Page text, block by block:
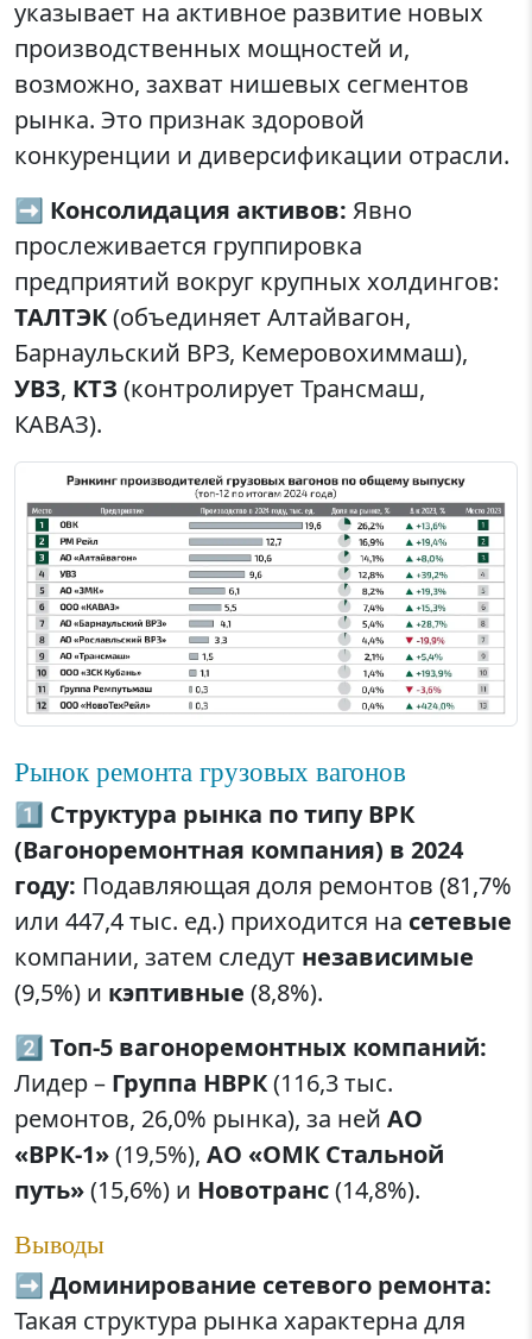
указывает на активное развитие новых
производственных мощностей и,
возможно, захват нишевых сегментов
рынка. Это признак здоровой
конкуренции и диверсификации отрасли.
➡️ Консолидация активов: Явно
прослеживается группировка
предприятий вокруг крупных холдингов:
ТАЛТЭК(объединяет Алтайвагон,
Барнаульский ВРЗ, Кемеровохиммаш),
УВЗ, КТЗ (контролирует Трансмаш,
КАВАЗ).
Рынок ремонта грузовых вагонов
1️⃣ Структура рынка по типу ВРК
(Вагоноремонтная компания) в 2024
году: Подавляющая доля ремонтов (81,7%
или 447,4 тыс. ед.) приходится на сетевые
компании, затем следут независимые
(9,5%) и кэптивные (8,8%).
2️⃣ Топ-5 вагоноремонтных компаний:
Лидер – Группа НВРК(116,3 тыс.
ремонтов, 26,0% рынка), за ней АО
«ВРК-1»(19,5%), АО «ОМК Стальной
путь»(15,6%) и Новотранс(14,8%).
Выводы
➡️ Доминирование сетевого ремонта:
Такая структура рынка характерна для